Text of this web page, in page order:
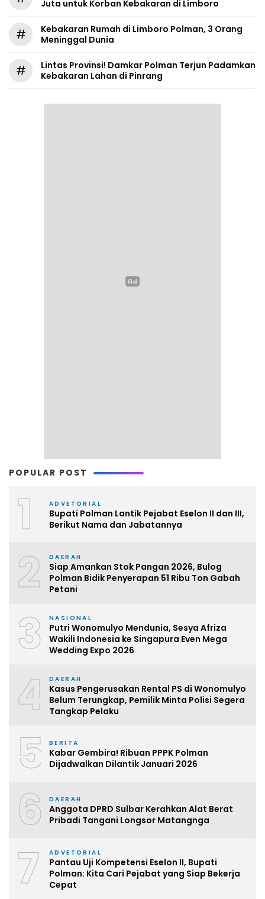
Juta untuk Korban Kebakaran di Limboro
#
Kebakaran Rumah di Limboro Polman, 3 Orang
Meninggal Dunia
#
Lintas Provinsi! Damkar Polman Terjun Padamkan
Kebakaran Lahan di Pinrang
POPULAR POST
1 ADVETORIAL
Bupati Polman Lantik Pejabat Eselon II dan III,
Berikut Nama dan Jabatannya
2 DAERAH
Siap Amankan Stok Pangan 2026, Bulog
Polman Bidik Penyerapan 51 Ribu Ton Gabah
Petani
3 NASIONAL
Putri Wonomulyo Mendunia, Sesya Afriza
Wakili Indonesia ke Singapura Even Mega
Wedding Expo 2026
4 DAERAH
Kasus Pengerusakan Rental PS di Wonomulyo
Belum Terungkap, Pemilik Minta Polisi Segera
Tangkap Pelaku
5 BERITA
Kabar Gembira! Ribuan PPPK Polman
Dijadwalkan Dilantik Januari 2026
6 DAERAH
Anggota DPRD Sulbar Kerahkan Alat Berat
Pribadi Tangani Longsor Matangnga
7 ADVETORIAL
Pantau Uji Kompetensi Eselon II, Bupati
Polman: Kita Cari Pejabat yang Siap Bekerja
Cepat